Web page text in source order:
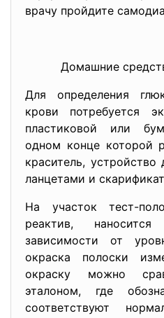
врачу пройдите
Домашние
Для определения
крови потребуется
пластиковой или
одном конце которой
краситель,
ланцетами и
На участок тест-
реактив,
зависимости от
окраска полоски
окраску можно
эталоном, где
соответствуют